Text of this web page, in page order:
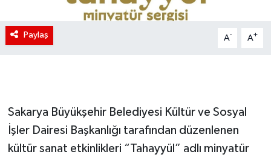
Paylaş A- A+
Sakarya Büyükşehir Belediyesi Kültür ve Sosyal
İşler Dairesi Başkanlığı tarafından düzenlenen
kültür sanat etkinlikleri “Tahayyül” adlı minyatür